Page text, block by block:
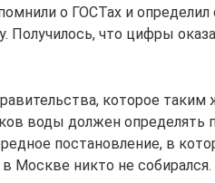
о ГОСТах и определил
Получилось, что цифры
которое таким
воды должен определять
постановление, в
Москве никто не